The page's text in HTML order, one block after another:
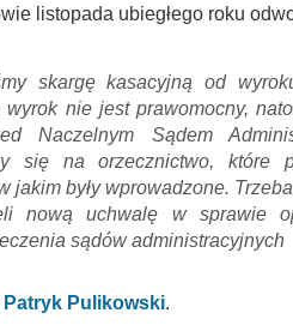
listopada ubiegłego roku
skargę kasacyjną od
wyrok nie jest prawomocny,
Naczelnym Sądem
się na orzecznictwo, które
jakim były wprowadzone.
nową uchwalę w sprawie
sądów administracyjnych
Patryk Pulikowski.